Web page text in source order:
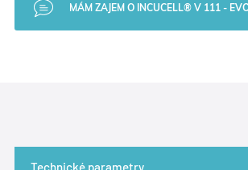
MÁM ZAJEM O INCUCELL® V 111 -
Technické parametry